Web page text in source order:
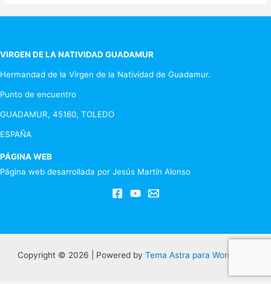
VIRGEN DE LA NATIVIDAD GUADAMUR
Hermandad de la Virgen de la Natividad de Guadamur.
Punto de encuentro
GUADAMUR, 45160, TOLEDO
ESPAÑA
PÁGINA WEB
Página web desarrollada por Jesús Martín Alonso
Copyright © 2026 | Powered by Tema Astra para WordPress